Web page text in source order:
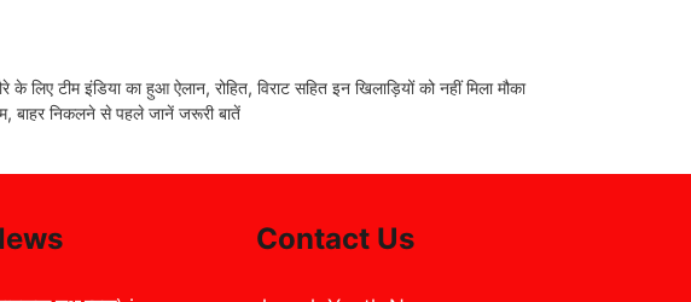
टीम इंडिया का हुआ ऐलान, रोहित, विराट सहित इन खिलाड़ियों को नहीं मिला मौका
बाहर निकलने से पहले जानें जरूरी बातें
Contact Us